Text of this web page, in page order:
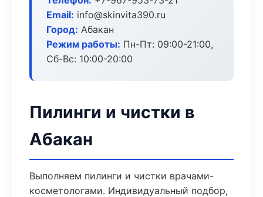
Email: info@skinvita390.ru
Город: Абакан
Режим работы: Пн-Пт: 09:00-21:00,
Сб-Вс: 10:00-20:00
Пилинги и чистки в
Абакан
Выполняем пилинги и чистки врачами-
косметологами. Индивидуальный подбор,